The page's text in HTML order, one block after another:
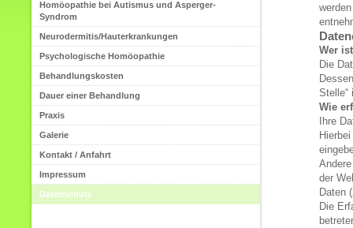
Wer
Die
Stelle“
Wie
Ihre
der
Daten
Die
Homöopathie bei Autismus und Asperger-
Syndrom
Neurodermitis/Hauterkrankungen
Psychologische Homöopathie
Behandlungskosten
Dauer einer Behandlung
Praxis
Galerie
Kontakt / Anfahrt
Impressum
Datenschutz